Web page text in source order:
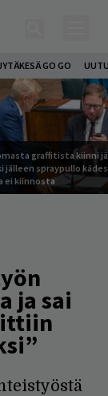
GO GO
graffitista kiinni
jälleen spraypullo
ei kiinnosta
ja sai